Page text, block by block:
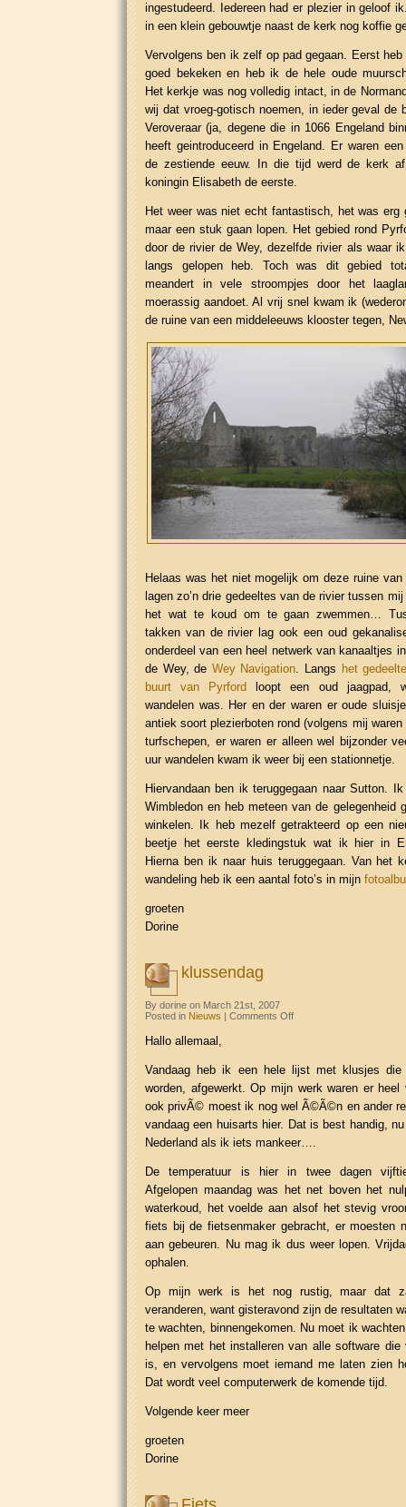
ingestudeerd. Iedereen had er plezier in geloof
in een klein gebouwtje naast de kerk nog koffie
Vervolgens ben ik zelf op pad gegaan. Eerst
goed bekeken en heb ik de hele oude
Het kerkje was nog volledig intact, in de
wij dat vroeg-gotisch noemen, in ieder geval de
Veroveraar (ja, degene die in 1066 Engeland
heeft geintroduceerd in Engeland. Er waren
de zestiende eeuw. In die tijd werd de kerk
koningin Elisabeth de eerste.
Het weer was niet echt fantastisch, het was
maar een stuk gaan lopen. Het gebied rond
door de rivier de Wey, dezelfde rivier als waar
langs gelopen heb. Toch was dit gebied
meandert in vele stroompjes door het
moerassig aandoet. Al vrij snel kwam ik
de ruine van een middeleeuws klooster tegen,
Helaas was het niet mogelijk om deze ruine
lagen zo’n drie gedeeltes van de rivier tussen
het wat te koud om te gaan zwemmen…
takken van de rivier lag ook een oud
onderdeel van een heel netwerk van kanaaltjes
de Wey, de Wey Navigation. Langs het
buurt van Pyrford loopt een oud jaagpad,
wandelen was. Her en der waren er oude
antiek soort plezierboten rond (volgens mij waren
turfschepen, er waren er alleen wel bijzonder
uur wandelen kwam ik weer bij een stationnetje.
Hiervandaan ben ik teruggegaan naar Sutton.
Wimbledon en heb meteen van de gelegenheid
winkelen. Ik heb mezelf getrakteerd op een
beetje het eerste kledingstuk wat ik hier in
Hierna ben ik naar huis teruggegaan. Van het
wandeling heb ik een aantal foto’s in mijn
groeten
Dorine
klussendag
By dorine on March 21st, 2007
Posted in Nieuws | Comments Offon
Hallo allemaal,
Vandaag heb ik een hele lijst met klusjes die
worden, afgewerkt. Op mijn werk waren er
ook privÃ© moest ik nog wel Ã©Ã©n en ander
vandaag een huisarts hier. Dat is best handig,
Nederland als ik iets mankeer….
De temperatuur is hier in twee dagen
Afgelopen maandag was het net boven het
waterkoud, het voelde aan alsof het stevig
fiets bij de fietsenmaker gebracht, er moesten
aan gebeuren. Nu mag ik dus weer lopen.
ophalen.
Op mijn werk is het nog rustig, maar dat
veranderen, want gisteravond zijn de resultaten
te wachten, binnengekomen. Nu moet ik
helpen met het installeren van alle software die
is, en vervolgens moet iemand me laten zien
Dat wordt veel computerwerk de komende tijd.
Volgende keer meer
groeten
Dorine